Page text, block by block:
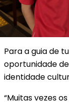
Para a guia de
oportunidade
identidade
“Muitas vezes